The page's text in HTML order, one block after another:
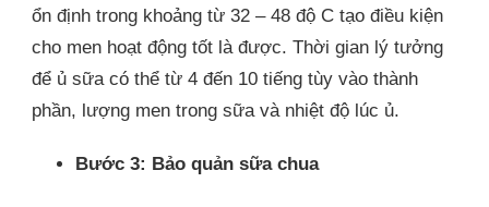
ổn định trong khoảng từ 32 – 48 độ C tạo điều kiện
cho men hoạt động tốt là được. Thời gian lý tưởng
để ủ sữa có thể từ 4 đến 10 tiếng tùy vào thành
phần, lượng men trong sữa và nhiệt độ lúc ủ.
Bước 3: Bảo quản sữa chua